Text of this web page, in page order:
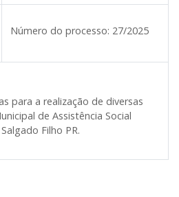
Número do processo: 27/2025
para a realização de diversas
de Assistência Social
Filho PR.